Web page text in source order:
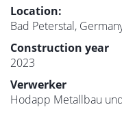
Location:
Bad Peterstal,
Construction year
2023
Verwerker
Hodapp Metallbau